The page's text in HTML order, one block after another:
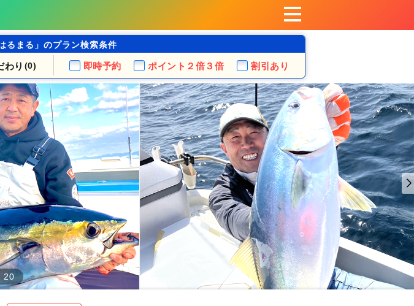
るまる」のプラン検索条件
わり (0) 即時予約 ポイント ２倍３倍 割引あり
20